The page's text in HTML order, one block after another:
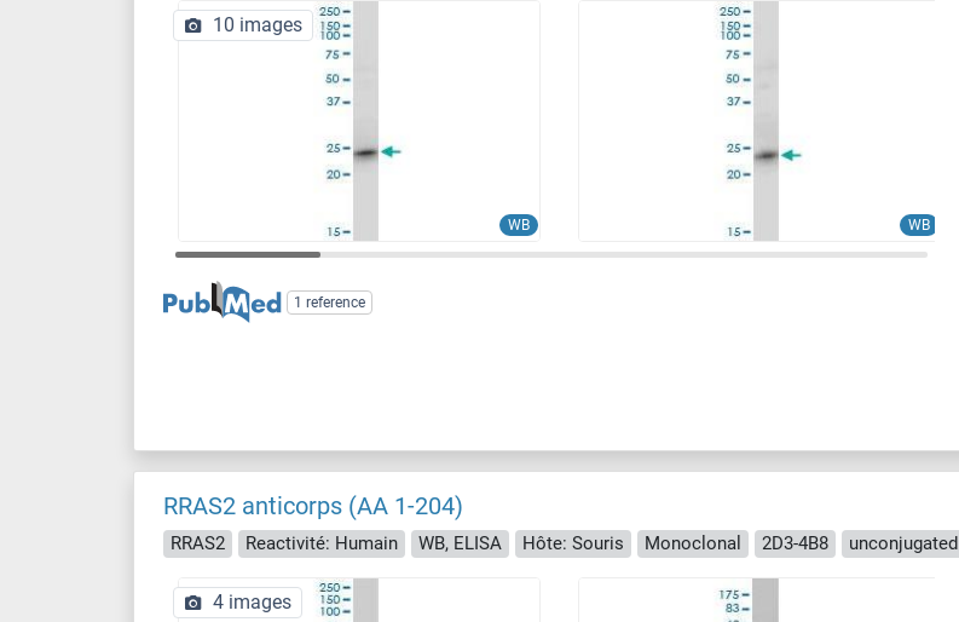
WB WB
10 images
1 reference
RRAS2 anticorps (AA 1-204)
RRAS2 Reactivité: Humain WB, ELISA Hôte: Souris Monoclonal 2D3-4B8 unconjugated
4 images